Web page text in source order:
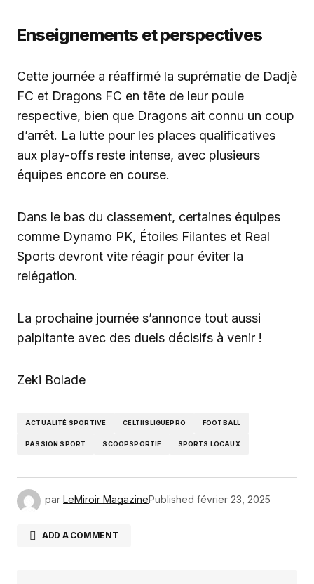
Enseignements et perspectives
Cette journée a réaffirmé la suprématie de Dadjè
FC et Dragons FC en tête de leur poule
respective, bien que Dragons ait connu un coup
d’arrêt. La lutte pour les places qualificatives
aux play-offs reste intense, avec plusieurs
équipes encore en course.
Dans le bas du classement, certaines équipes
comme Dynamo PK, Étoiles Filantes et Real
Sports devront vite réagir pour éviter la
relégation.
La prochaine journée s’annonce tout aussi
palpitante avec des duels décisifs à venir !
Zeki Bolade
ACTUALITÉ SPORTIVE CELTIISLIGUEPRO FOOTBALL
PASSION SPORT SCOOPSPORTIF SPORTS LOCAUX
par LeMiroir MagazinePublished février 23, 2025
ADD A COMMENT